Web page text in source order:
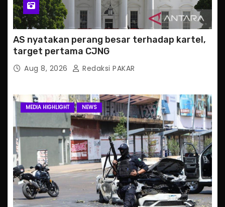
AS nyatakan perang besar terhadap kartel,
target pertama CJNG
Aug 8, 2026 Redaksi PAKAR
MEDIA HIGHLIGHT NEWS